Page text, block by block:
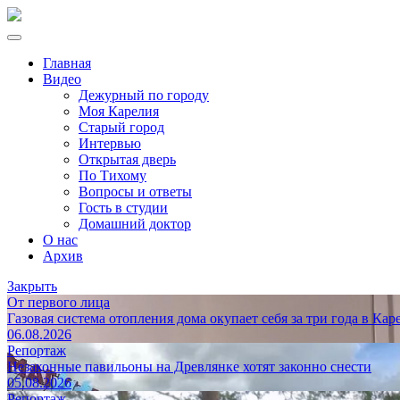
Главная
Видео
Дежурный по городу
Моя Карелия
Старый город
Интервью
Открытая дверь
По Тихому
Вопросы и ответы
Гость в студии
Домашний доктор
О нас
Архив
Закрыть
От первого лица
Газовая система отопления дома окупает себя за три года в
06.08.2026
Репортаж
Незаконные павильоны на Древлянке хотят законно снести
05.08.2026